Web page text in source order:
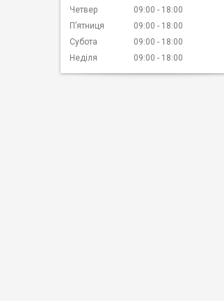
Четвер
09:00
18:00
Пʼятниця
09:00
18:00
Субота
09:00
18:00
Неділя
09:00 18:00